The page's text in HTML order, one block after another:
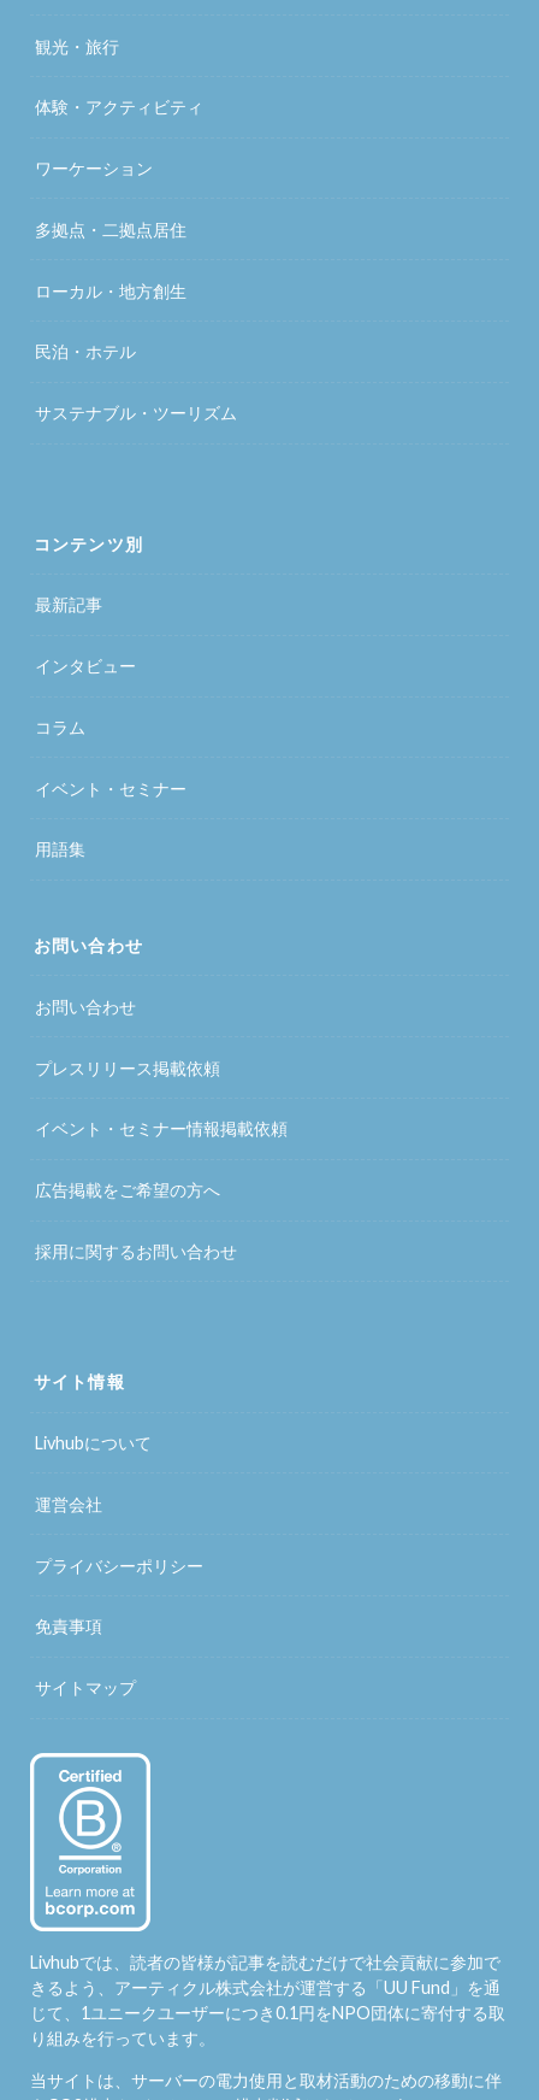
観光・旅行
体験・アクティビティ
ワーケーション
多拠点・二拠点居住
ローカル・地方創生
民泊・ホテル
サステナブル・ツーリズム
コンテンツ別
最新記事
インタビュー
コラム
イベント・セミナー
用語集
お問い合わせ
お問い合わせ
プレスリリース掲載依頼
イベント・セミナー情報掲載依頼
広告掲載をご希望の方へ
採用に関するお問い合わせ
サイト情報
Livhubについて
運営会社
プライバシーポリシー
免責事項
サイトマップ
Livhubでは、読者の皆様が記事を読むだけで社会貢献に参加で
きるよう、アーティクル株式会社が運営する「UU Fund 」を通
じて、1ユニークユーザーにつき0.1円をNPO団体に寄付する取
り組みを行っています。
当サイトは、サーバーの電力使用と取材活動のための移動に伴